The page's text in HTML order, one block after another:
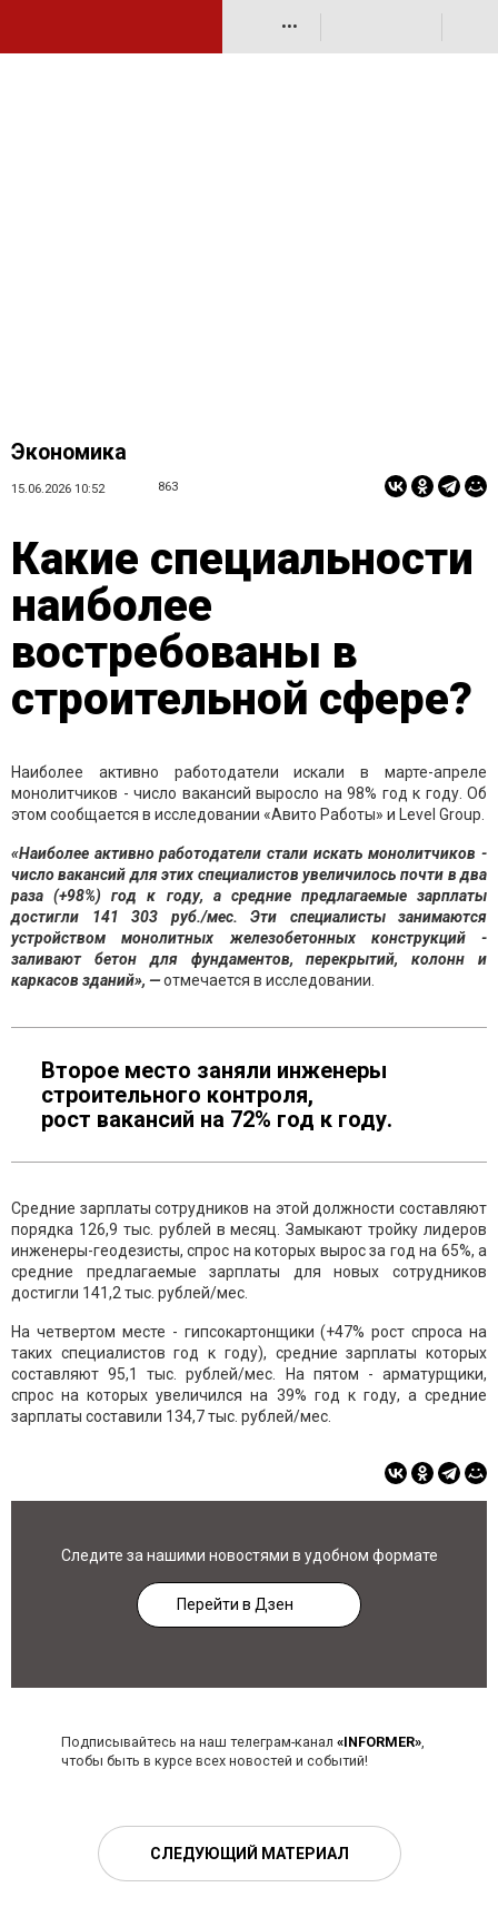
•••
Экономика
15.06.2026 10:52 863
Какие специальности
наиболее
востребованы в
строительной сфере?
Наиболее активно работодатели искали в марте-апреле
монолитчиков - число вакансий выросло на 98% год к году. Об
этом сообщается в исследовании «Авито Работы» и Level Group.
«Наиболее активно работодатели стали искать монолитчиков -
число вакансий для этих специалистов увеличилось почти в два
раза (+98%) год к году, а средние предлагаемые зарплаты
достигли 141 303 руб./мес. Эти специалисты занимаются
устройством монолитных железобетонных конструкций -
заливают бетон для фундаментов, перекрытий, колонн и
каркасов зданий», —отмечается в исследовании.
Второе место заняли инженеры
строительного контроля,
рост вакансий на 72% год к году.
Средние зарплаты сотрудников на этой должности составляют
порядка 126,9 тыс. рублей в месяц. Замыкают тройку лидеров
инженеры-геодезисты, спрос на которых вырос за год на 65%, а
средние предлагаемые зарплаты для новых сотрудников
достигли 141,2 тыс. рублей/мес.
На четвертом месте - гипсокартонщики (+47% рост спроса на
таких специалистов год к году), средние зарплаты которых
составляют 95,1 тыс. рублей/мес. На пятом - арматурщики,
спрос на которых увеличился на 39% год к году, а средние
зарплаты составили 134,7 тыс. рублей/мес.
Следите за нашими новостями в удобном формате
Перейти в Дзен
Подписывайтесь на наш телеграм-канал «INFORMER»,
чтобы быть в курсе всех новостей и событий!
СЛЕДУЮЩИЙ МАТЕРИАЛ